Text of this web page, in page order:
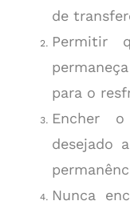
de
Permitir
para o
Encher
desejado
Nunca